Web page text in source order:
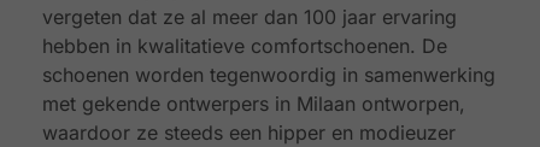
vergeten dat ze al meer dan 100 jaar ervaring
hebben in kwalitatieve comfortschoenen. De
schoenen worden tegenwoordig in samenwerking
met gekende ontwerpers in Milaan ontworpen,
waardoor ze steeds een hipper en modieuzer